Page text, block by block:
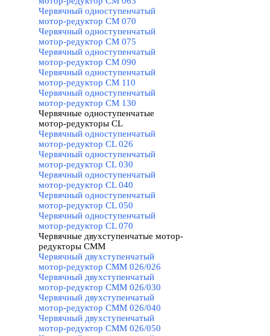
Червячный одноступенчатый
мотор-редуктор CM 070
Червячный одноступенчатый
мотор-редуктор CM 075
Червячный одноступенчатый
мотор-редуктор CM 090
Червячный одноступенчатый
мотор-редуктор CM 110
Червячный одноступенчатый
мотор-редуктор CM 130
Червячные одноступенчатые
мотор-редукторы CL
Червячный одноступенчатый
мотор-редуктор CL 026
Червячный одноступенчатый
мотор-редуктор CL 030
Червячный одноступенчатый
мотор-редуктор CL 040
Червячный одноступенчатый
мотор-редуктор CL 050
Червячный одноступенчатый
мотор-редуктор CL 070
Червячные двухступенчатые мотор-
редукторы CMM
Червячный двухступенчатый
мотор-редуктор CMM 026/026
Червячный двухступенчатый
мотор-редуктор CMM 026/030
Червячный двухступенчатый
мотор-редуктор CMM 026/040
Червячный двухступенчатый
мотор-редуктор CMM 026/050